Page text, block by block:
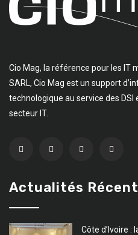
Cio Mag, la référence pour les IT
SARL, Cio Mag est un support
technologique au service des
secteur IT.
Actualités
Côte d’Ivoire :